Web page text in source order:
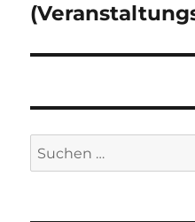
Suchen
nach: